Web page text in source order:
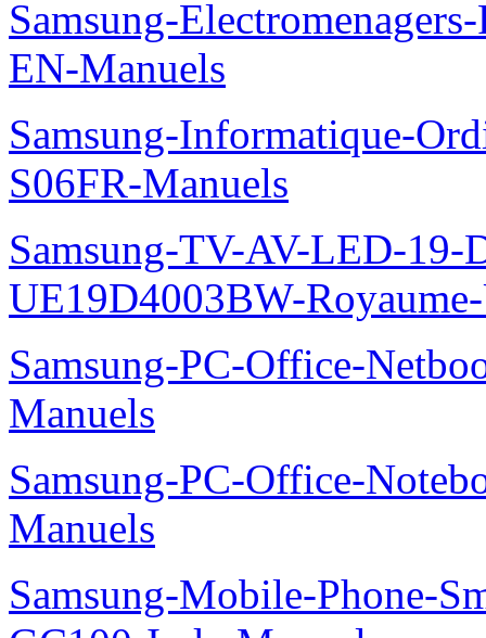
Samsung-
EN-Manuels
Samsung-Informatique-
S06FR-Manuels
Samsung-TV-AV-LED-
UE19D4003BW-
Samsung-PC-Office-
Manuels
Samsung-PC-Office-
Manuels
Samsung-Mobile-Phone-